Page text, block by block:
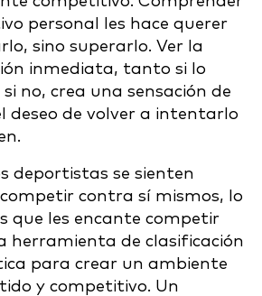
personal les hace querer
sino superarlo. Ver la
inmediata, tanto si lo
no, crea una sensación de
deseo de volver a intentarlo
deportistas se sienten
contra sí mismos, lo
que les encante competir
herramienta de clasificación
para crear un ambiente
y competitivo. Un